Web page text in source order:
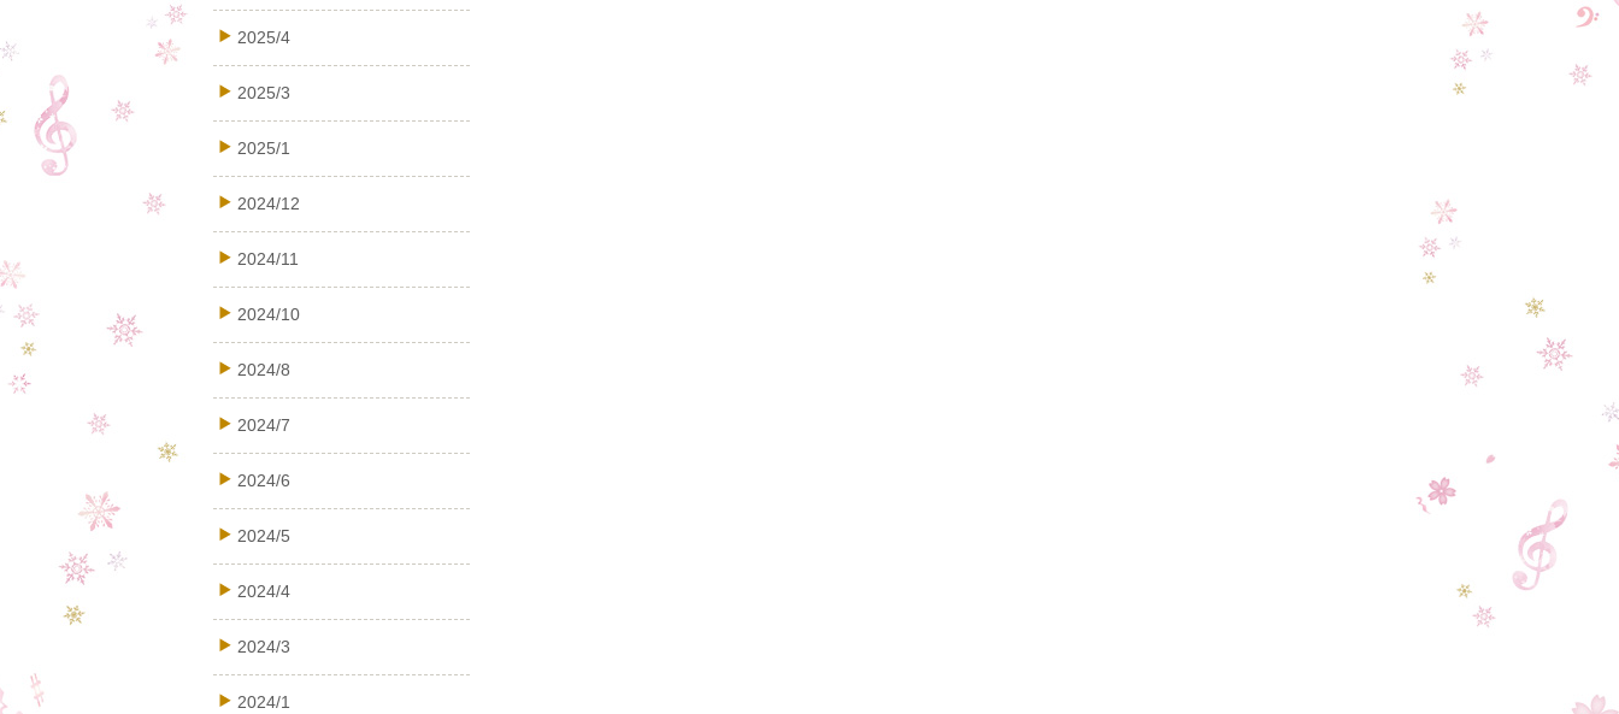
2025/4
2025/3
2025/1
2024/12
2024/11
2024/10
2024/8
2024/7
2024/6
2024/5
2024/4
2024/3
2024/1